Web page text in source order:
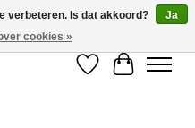
Verlanglijst
verbeteren. Is dat akkoord?
Ja
cookies »